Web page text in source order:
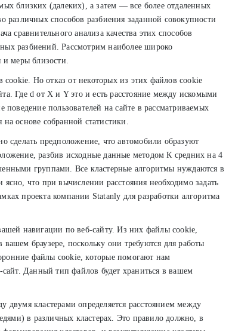
близких (далеких), а затем — все более отдаленных
различных способов разбиения заданной совокупности
сравнительного анализа качества этих способов
разбиений. Рассмотрим наиболее широко
и меры близости.
cookie. Но отказ от некоторых из этих файлов cookie
Где d от X и Y это и есть расстояние между искомыми
пользователей на сайте в рассматриваемых
основе собранной статистики.
сделать предположение, что автомобили образуют
разбив исходные данные методом К средних на 4
группами. Все кластерные алгоритмы нуждаются в
что при вычислении расстояния необходимо задать
проекта компании Statanly для разработки алгоритма
навигации по веб-сайту. Из них файлы cookie,
браузере, поскольку они требуются для работы
файлы cookie, которые помогают нам
сайт. Данный тип файлов будет храниться в вашем
кластерами определяется расстоянием между
в различных кластерах. Это правило должно, в